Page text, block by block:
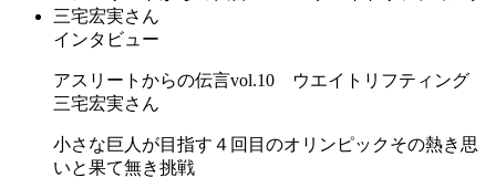
インタビュー
アスリートからの伝言vol.10 ウエイトリフティング
三宅宏実さん
小さな巨人が目指す４回目のオリンピックその熱き思
いと果て無き挑戦